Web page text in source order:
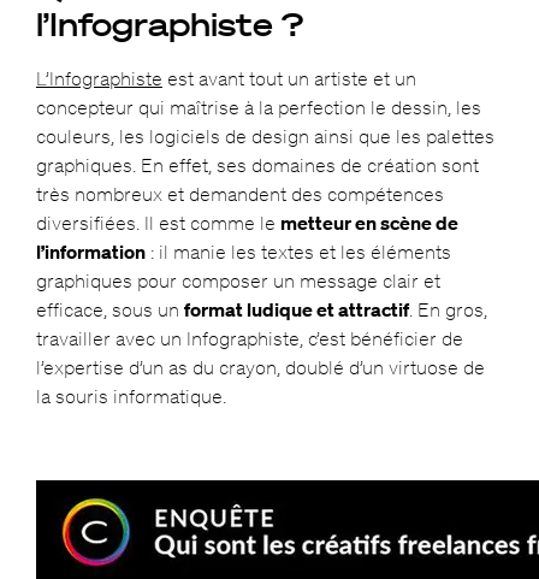
l’Infographiste ?
L’Infographiste est avant tout un artiste et un
concepteur qui maîtrise à la perfection le dessin, les
couleurs, les logiciels de design ainsi que les palettes
graphiques. En effet, ses domaines de création sont
très nombreux et demandent des compétences
diversifiées. Il est comme le metteur en scène de
l’information: il manie les textes et les éléments
graphiques pour composer un message clair et
efficace, sous un format ludique et attractif. En gros,
travailler avec un Infographiste, c’est bénéficier de
l’expertise d’un as du crayon, doublé d’un virtuose de
la souris informatique.